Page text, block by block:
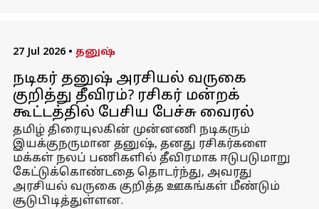
27 Jul 2026 • தனுஷ்
நடிகர் தனுஷ் அரசியல் வருகை
குறித்து தீவிரம்? ரசிகர் மன்றக்
கூட்டத்தில் பேசிய பேச்சு வைரல்
தமிழ் திரையுலகின் முன்னணி நடிகரும்
இயக்குநருமான தனுஷ், தனது ரசிகர்களை
மக்கள் நலப் பணிகளில் தீவிரமாக ஈடுபடுமாறு
கேட்டுக்கொண்டதை தொடர்ந்து, அவரது
அரசியல் வருகை குறித்த ஊகங்கள் மீண்டும்
சூடுபிடித்துள்ளன.